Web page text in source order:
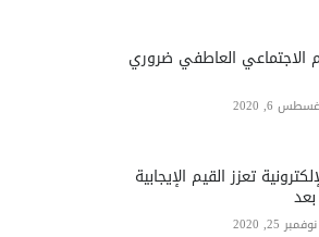
الاجتماعي العاطفي ضروري
6, 2020
تعزز القيم الإيجابية
نوفمبر 25, 2020